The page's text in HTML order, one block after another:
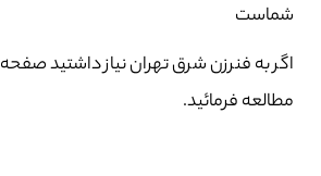
شماست
اگر به فنرزن شرق تهران نیاز داشتید صفحه
مطالعه فرمائید.